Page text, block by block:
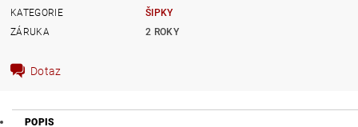
KATEGORIE
ŠIPKY
ZÁRUKA
2 ROKY
Dotaz
POPIS